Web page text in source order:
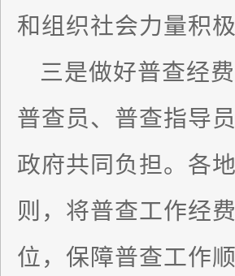
和组织社会力量积
三是做好普查经
普查员、普查指导
政府共同负担。各
则，将普查工作经
位，保障普查工作顺